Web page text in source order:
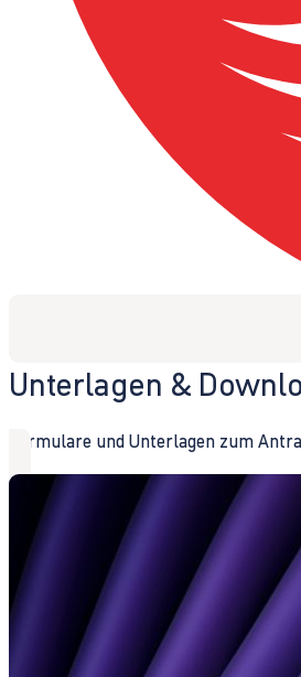
Unterlagen &
Formulare und Unterlagen zum